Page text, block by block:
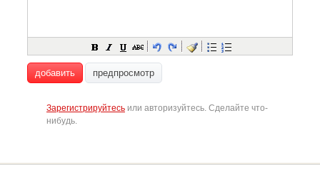
добавить предпросмотр
Зарегистрируйтесь или авторизуйтесь. Сделайте что-
нибудь.